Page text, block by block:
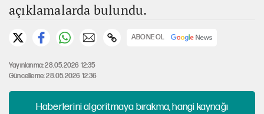
açıklamalarda bulundu.
ABONE OL
Yayınlanma: 28.05.2026 12:35
Güncelleme: 28.05.2026 12:36
Haberlerini algoritmaya bırakma, hangi kaynağı